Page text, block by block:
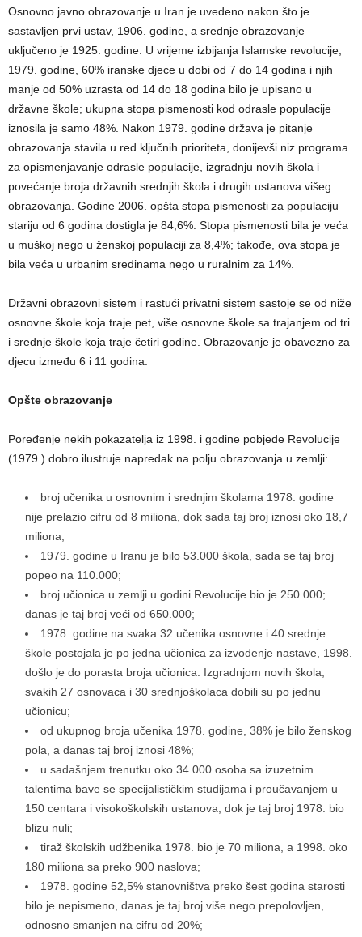
Osnovno javno obrazovanje u Iran je uvedeno nakon što je
sastavljen prvi ustav, 1906. godine, a srednje obrazovanje
uključeno je 1925. godine. U vrijeme izbijanja Islamske revolucije,
1979. godine, 60% iranske djece u dobi od 7 do 14 godina i njih
manje od 50% uzrasta od 14 do 18 godina bilo je upisano u
državne škole; ukupna stopa pismenosti kod odrasle populacije
iznosila je samo 48%. Nakon 1979. godine država je pitanje
obrazovanja stavila u red ključnih prioriteta, donijevši niz programa
za opismenjavanje odrasle populacije, izgradnju novih škola i
povećanje broja državnih srednjih škola i drugih ustanova višeg
obrazovanja. Godine 2006. opšta stopa pismenosti za populaciju
stariju od 6 godina dostigla je 84,6%. Stopa pismenosti bila je veća
u muškoj nego u ženskoj populaciji za 8,4%; takođe, ova stopa je
bila veća u urbanim sredinama nego u ruralnim za 14%.
Državni obrazovni sistem i rastući privatni sistem sastoje se od niže
osnovne škole koja traje pet, više osnovne škole sa trajanjem od tri
i srednje škole koja traje četiri godine. Obrazovanje je obavezno za
djecu između 6 i 11 godina.
Opšte obrazovanje
Poređenje nekih pokazatelja iz 1998. i godine pobjede Revolucije
(1979.) dobro ilustruje napredak na polju obrazovanja u zemlji:
broj učenika u osnovnim i srednjim školama 1978. godine
nije prelazio cifru od 8 miliona, dok sada taj broj iznosi oko 18,7
miliona;
1979. godine u Iranu je bilo 53.000 škola, sada se taj broj
popeo na 110.000;
broj učionica u zemlji u godini Revolucije bio je 250.000;
danas je taj broj veći od 650.000;
1978. godine na svaka 32 učenika osnovne i 40 srednje
škole postojala je po jedna učionica za izvođenje nastave, 1998.
došlo je do porasta broja učionica. Izgradnjom novih škola,
svakih 27 osnovaca i 30 srednjoškolaca dobili su po jednu
učionicu;
od ukupnog broja učenika 1978. godine, 38% je bilo ženskog
pola, a danas taj broj iznosi 48%;
u sadašnjem trenutku oko 34.000 osoba sa izuzetnim
talentima bave se specijalističkim studijama i proučavanjem u
150 centara i visokoškolskih ustanova, dok je taj broj 1978. bio
blizu nuli;
tiraž školskih udžbenika 1978. bio je 70 miliona, a 1998. oko
180 miliona sa preko 900 naslova;
1978. godine 52,5% stanovništva preko šest godina starosti
bilo je nepismeno, danas je taj broj više nego prepolovljen,
odnosno smanjen na cifru od 20%;